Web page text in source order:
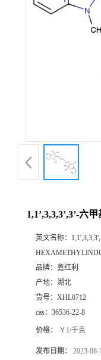
1,1’,3,3,3’,3’-六
英文名称：
品牌： 鑫红利
产地： 湖北
货号： XHL0712
cas： 36536-22-8
价格： ￥1/千克
发布日期： 2023-08-